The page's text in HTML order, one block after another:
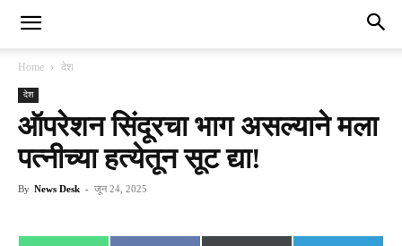
Home देश
देश
ऑपरेशन सिंदूरचा भाग असल्याने मला
पत्नीच्या हत्येतून सूट द्या!
By News Desk - जून 24, 2025